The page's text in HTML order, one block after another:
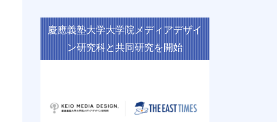
慶應義塾大学大学院メディアデザイ
ン研究科と共同研究を開始